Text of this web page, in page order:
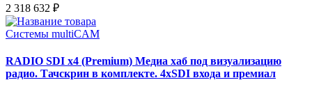
2 318 632 ₽
Системы multiCAM
RADIO SDI x4 (Premium) Медиа хаб под визуализацию
радио. Тачскрин в комплекте. 4xSDI входа и премиал